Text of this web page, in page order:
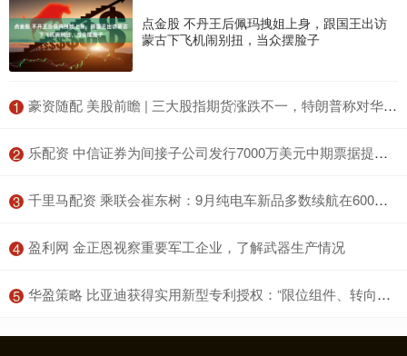
点金股 不丹王后佩玛拽姐上身，跟国王出访
蒙古下飞机闹别扭，当众摆脸子
1 ​豪资随配 美股前瞻 | 三大股指期货涨跌不一，特朗普称对华80%关税“似乎合理”
2 ​乐配资 中信证券为间接子公司发行7000万美元中期票据提供担保
3 ​千里马配资 乘联会崔东树：9月纯电车新品多数续航在600公里以上
4 ​盈利网 金正恩视察重要军工企业，了解武器生产情况
5 ​华盈策略 比亚迪获得实用新型专利授权：“限位组件、转向系统及车辆”